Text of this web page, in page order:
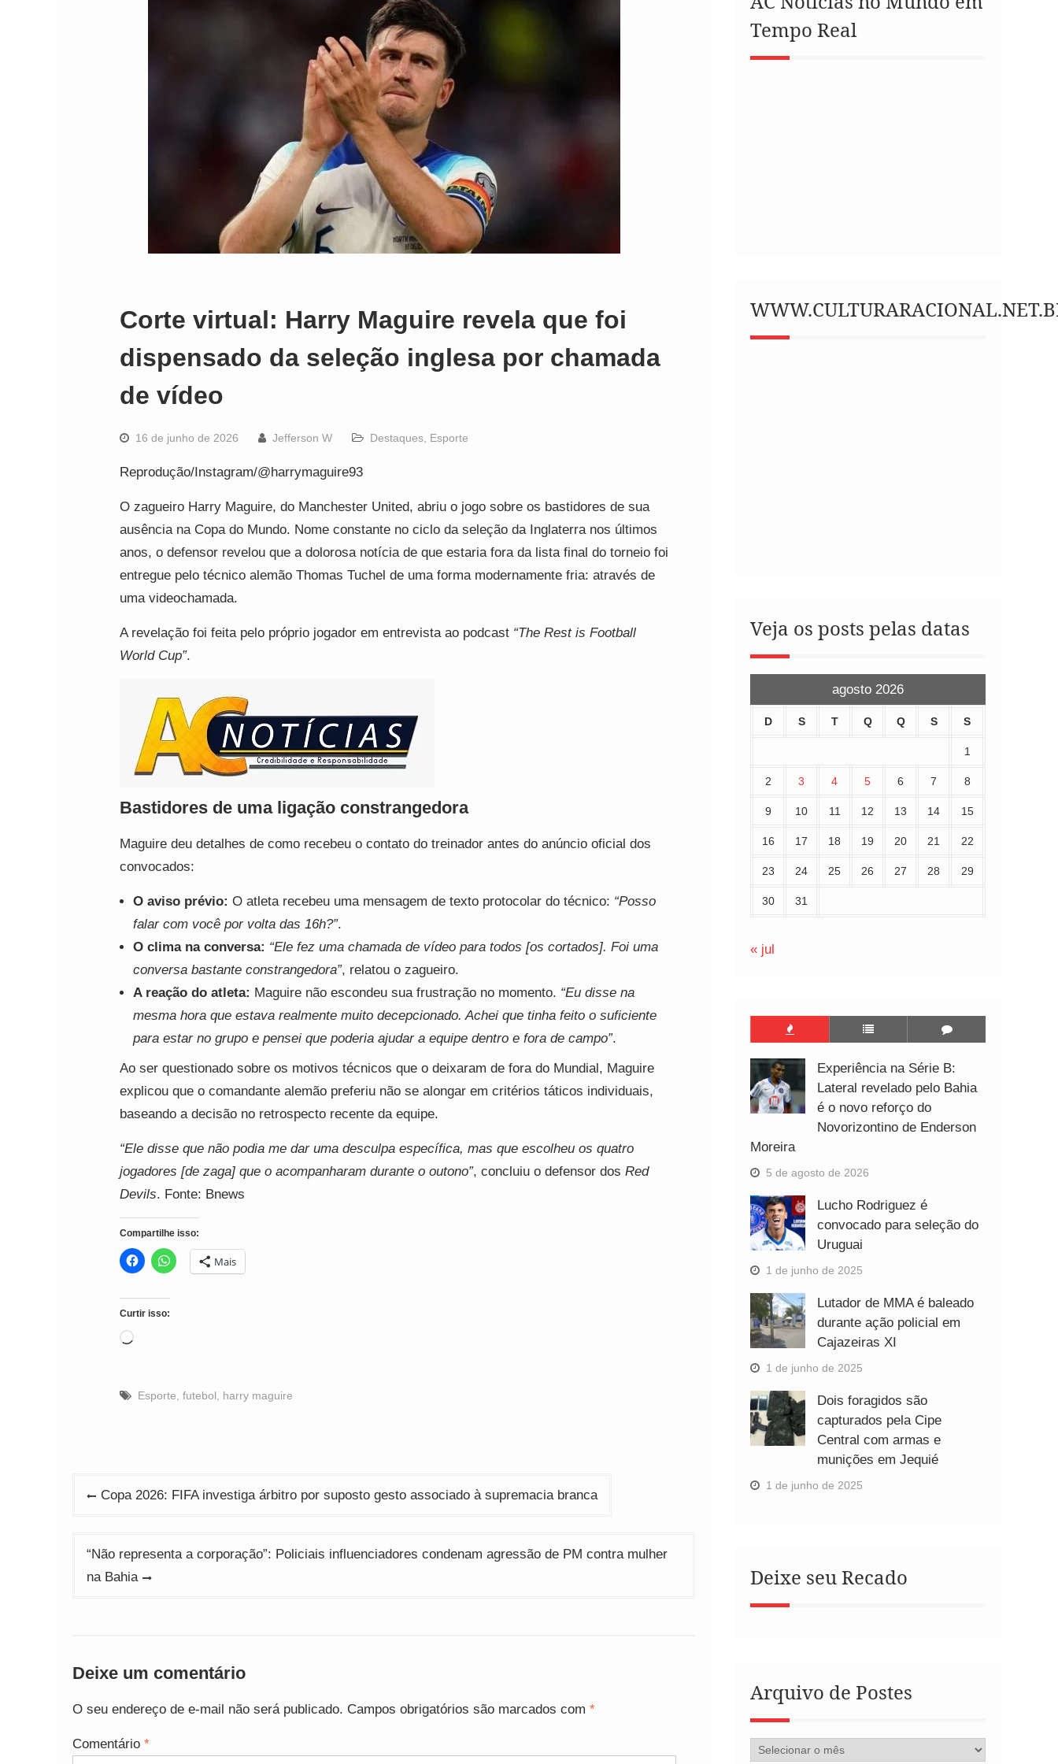
Corte virtual: Harry Maguire revela que foi
dispensado da seleção inglesa por chamada
de vídeo
16 de junho de 2026 Jefferson W Destaques Esporte
Reprodução/Instagram/@harrymaguire93
O zagueiro Harry Maguire, do Manchester United, abriu o jogo sobre os bastidores de sua
ausência na Copa do Mundo. Nome constante no ciclo da seleção da Inglaterra nos últimos
anos, o defensor revelou que a dolorosa notícia de que estaria fora da lista final do torneio foi
entregue pelo técnico alemão Thomas Tuchel de uma forma modernamente fria: através de
uma videochamada.
A revelação foi feita pelo próprio jogador em entrevista ao podcast “The Rest is Football
World Cup”.
Bastidores de uma ligação constrangedora
Maguire deu detalhes de como recebeu o contato do treinador antes do anúncio oficial dos
convocados:
O aviso prévio: O atleta recebeu uma mensagem de texto protocolar do técnico: “Posso
falar com você por volta das 16h?”.
O clima na conversa: “Ele fez uma chamada de vídeo para todos [os cortados]. Foi uma
conversa bastante constrangedora”, relatou o zagueiro.
A reação do atleta: Maguire não escondeu sua frustração no momento. “Eu disse na
mesma hora que estava realmente muito decepcionado. Achei que tinha feito o suficiente
para estar no grupo e pensei que poderia ajudar a equipe dentro e fora de campo”.
Ao ser questionado sobre os motivos técnicos que o deixaram de fora do Mundial, Maguire
explicou que o comandante alemão preferiu não se alongar em critérios táticos individuais,
baseando a decisão no retrospecto recente da equipe.
“Ele disse que não podia me dar uma desculpa específica, mas que escolheu os quatro
jogadores [de zaga] que o acompanharam durante o outono”, concluiu o defensor dos Red
Devils. Fonte: Bnews
Compartilhe isso:
Mais
Curtir isso:
Carregando...
Esporte futebol harry maguire
Navegação
Post
Copa 2026: FIFA investiga árbitro por suposto gesto associado à supremacia branca
“Não representa a corporação”: Policiais influenciadores condenam agressão de PM contra mulher
na Bahia
Deixe um comentário
O seu endereço de e-mail não será publicado. Campos obrigatórios são marcados com *
Comentário *
Tempo Real
Veja os posts pelas datas
agosto 2026
D S T Q Q S S
1
2 3 4 5 6 7 8
9 10 11 12 13 14 15
16 17 18 19 20 21 22
23 24 25 26 27 28 29
30 31
« jul
Experiência na Série B:
Lateral revelado pelo Bahia
é o novo reforço do
Novorizontino de Enderson
Moreira
5 de agosto de 2026
Lucho Rodriguez é
convocado para seleção do
Uruguai
1 de junho de 2025
Lutador de MMA é baleado
durante ação policial em
Cajazeiras XI
1 de junho de 2025
Dois foragidos são
capturados pela Cipe
Central com armas e
munições em Jequié
1 de junho de 2025
Deixe seu Recado
Arquivo de Postes
Arquivo